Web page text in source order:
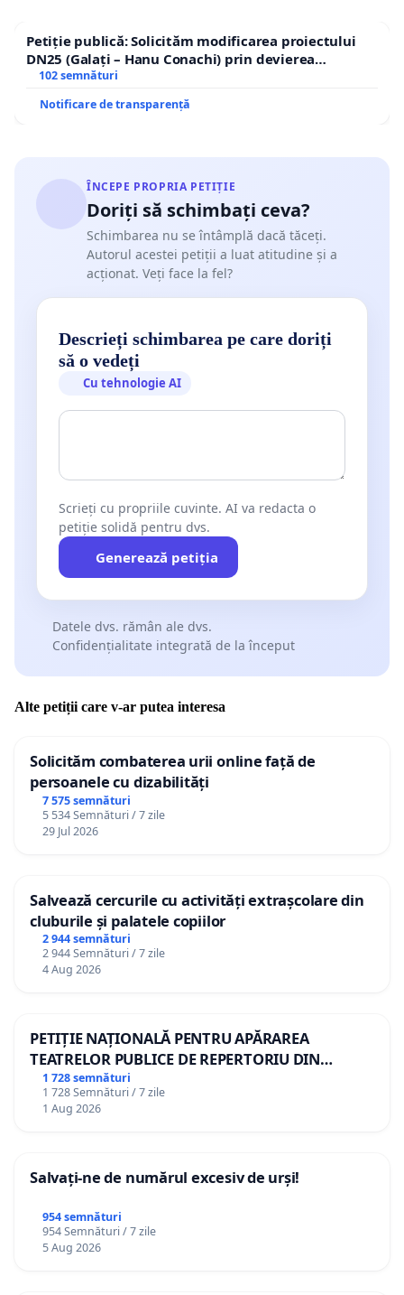
Petiție publică: Solicităm modificarea proiectului
DN25 (Galați – Hanu Conachi) prin devierea
traseului în afara localităților!
102 semnături
Notificare de transparență
ÎNCEPE PROPRIA PETIȚIE
Doriți să schimbați ceva?
Schimbarea nu se întâmplă dacă tăceți.
Autorul acestei petiții a luat atitudine și a
acționat. Veți face la fel?
Descrieți schimbarea pe care doriți
să o vedeți
Cu tehnologie AI
Scrieți cu propriile cuvinte. AI va redacta o
petiție solidă pentru dvs.
Generează petiția
Datele dvs. rămân ale dvs.
Confidențialitate integrată de la început
Alte petiții care v-ar putea interesa
Solicităm combaterea urii online față de
persoanele cu dizabilități
7 575 semnături
5 534 Semnături / 7 zile
29 Jul 2026
Salvează cercurile cu activități extrașcolare din
cluburile și palatele copiilor
2 944 semnături
2 944 Semnături / 7 zile
4 Aug 2026
PETIȚIE NAȚIONALĂ PENTRU APĂRAREA
TEATRELOR PUBLICE DE REPERTORIU DIN
ROMÂNIA
1 728 semnături
1 728 Semnături / 7 zile
1 Aug 2026
Salvați-ne de numărul excesiv de urși!
954 semnături
954 Semnături / 7 zile
5 Aug 2026